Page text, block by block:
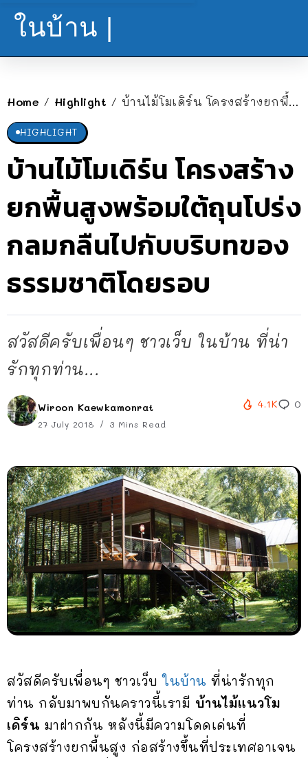
ในบ้าน |
Home / Highlight / บ้านไม้โมเดิร์น โครงสร้างยกพื้นสูงพร้อมใต้ถุนโปร่ง กลมกลืนไปกับบริบทของธรรมชาติโดยรอบ
HIGHLIGHT
บ้านไม้โมเดิร์น โครงสร้าง
ยกพื้นสูงพร้อมใต้ถุนโปร่ง
กลมกลืนไปกับบริบทของ
ธรรมชาติโดยรอบ
สวัสดีครับเพื่อนๆ ชาวเว็บ ในบ้าน ที่น่า
รักทุกท่าน...
Wiroon Kaewkamonrat
27 July 2018 3 Mins Read
4.1K 0
สวัสดีครับเพื่อนๆ ชาวเว็บในบ้าน ที่น่ารักทุก
ท่าน กลับมาพบกันคราวนี้เรามี บ้านไม้แนวโม
เดิร์น มาฝากกัน หลังนี้มีความโดดเด่นที่
โครงสร้างยกพื้นสูง ก่อสร้างขึ้นที่ประเทศอาเจน